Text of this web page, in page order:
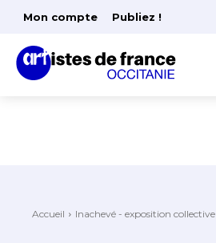
Mon compte Publiez !
Accueil Inachevé - exposition collective